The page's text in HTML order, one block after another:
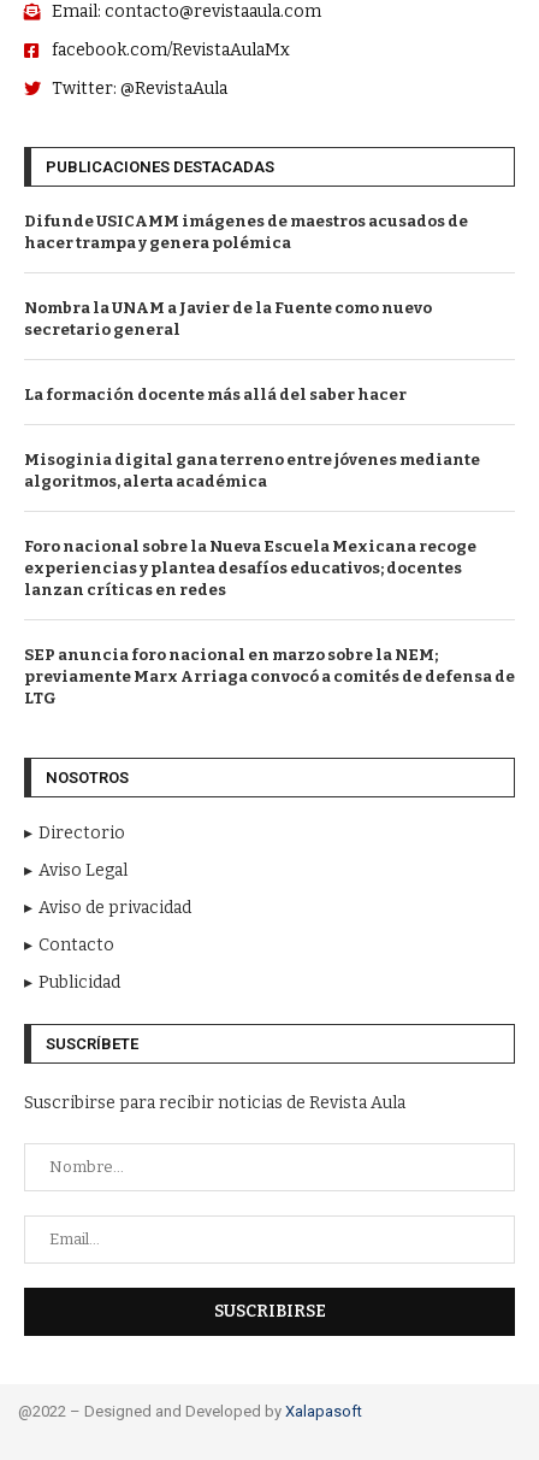
Email: contacto@revistaaula.com
facebook.com/RevistaAulaMx
Twitter: @RevistaAula
PUBLICACIONES DESTACADAS
Difunde USICAMM imágenes de maestros acusados de
hacer trampa y genera polémica
Nombra la UNAM a Javier de la Fuente como nuevo
secretario general
La formación docente más allá del saber hacer
Misoginia digital gana terreno entre jóvenes mediante
algoritmos, alerta académica
Foro nacional sobre la Nueva Escuela Mexicana recoge
experiencias y plantea desafíos educativos; docentes
lanzan críticas en redes
SEP anuncia foro nacional en marzo sobre la NEM;
previamente Marx Arriaga convocó a comités de defensa de
LTG
NOSOTROS
Directorio
Aviso Legal
Aviso de privacidad
Contacto
Publicidad
SUSCRÍBETE
Suscribirse para recibir noticias de Revista Aula
@2022 – Designed and Developed by Xalapasoft